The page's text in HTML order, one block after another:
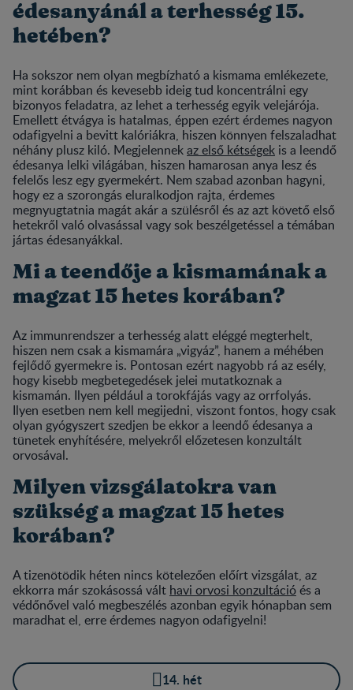
édesanyánál a terhesség 15.
hetében?
Ha sokszor nem olyan megbízható a kismama emlékezete,
mint korábban és kevesebb ideig tud koncentrálni egy
bizonyos feladatra, az lehet a terhesség egyik velejárója.
Emellett étvágya is hatalmas, éppen ezért érdemes nagyon
odafigyelni a bevitt kalóriákra, hiszen könnyen felszaladhat
néhány plusz kiló. Megjelennekaz első kétségek is a leendő
édesanya lelki világában, hiszen hamarosan anya lesz és
felelős lesz egy gyermekért. Nem szabad azonban hagyni,
hogy ez a szorongás eluralkodjon rajta, érdemes
megnyugtatnia magát akár a szülésről és az azt követő első
hetekről való olvasással vagy sok beszélgetéssel a témában
jártas édesanyákkal.
Mi a teendője a kismamának a
magzat 15 hetes korában?
Az immunrendszer a terhesség alatt eléggé megterhelt,
hiszen nem csak a kismamára „vigyáz”, hanem a méhében
fejlődő gyermekre is. Pontosan ezért nagyobb rá az esély,
hogy kisebb megbetegedések jelei mutatkoznak a
kismamán. Ilyen például a torokfájás vagy az orrfolyás.
Ilyen esetben nem kell megijedni, viszont fontos, hogy csak
olyan gyógyszert szedjen be ekkor a leendő édesanya a
tünetek enyhítésére, melyekről előzetesen konzultált
orvosával.
Milyen vizsgálatokra van
szükség a magzat 15 hetes
korában?
A tizenötödik héten nincs kötelezően előírt vizsgálat, az
ekkorra már szokásossá vált havi orvosi konzultációés a
védőnővel való megbeszélés azonban egyik hónapban sem
maradhat el, erre érdemes nagyon odafigyelni!
14. hét